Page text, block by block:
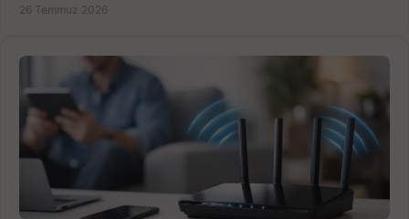
26 Temmuz 2026